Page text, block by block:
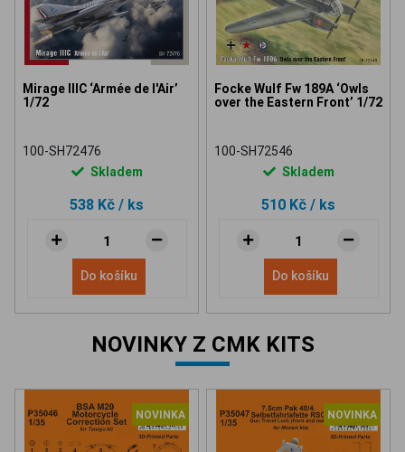
Mirage IIIC ‘Armée de l'Air’
1/72
100-SH72476
Skladem
538 Kč / ks
Do košíku
Focke Wulf Fw 189A ‘Owls
over the Eastern Front’ 1/72
100-SH72546
Skladem
510 Kč / ks
Do košíku
NOVINKY Z CMK KITS
NOVINKA NOVINKA